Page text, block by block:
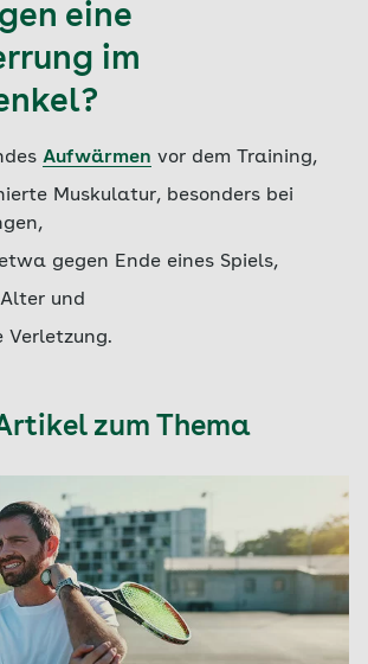
eine
im
Aufwärmen vor dem Training,
Muskulatur, besonders bei
gegen Ende eines Spiels,
und
Verletzung.
zum Thema